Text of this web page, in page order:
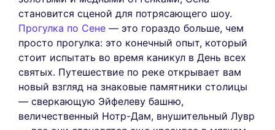
становится сценой для потрясающего шоу.
Прогулка по Сене — это гораздо больше, чем
просто прогулка: это конечный опыт, который
стоит испытать во время каникул в День всех
святых. Путешествие по реке открывает вам
новый взгляд на знаковые памятники столицы
— сверкающую Эйфелеву башню,
величественный Нотр-Дам, внушительный Лувр